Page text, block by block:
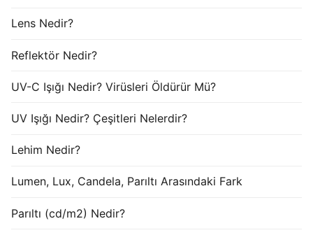
Lens Nedir?
Reflektör Nedir?
UV-C Işığı Nedir? Virüsleri Öldürür Mü?
UV Işığı Nedir? Çeşitleri Nelerdir?
Lehim Nedir?
Lumen, Lux, Candela, Parıltı Arasındaki Fark
Parıltı (cd/m2) Nedir?